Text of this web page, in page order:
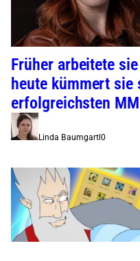
Früher arbeitete
heute kümmert
erfolgreichsten
Linda Baumgartl0